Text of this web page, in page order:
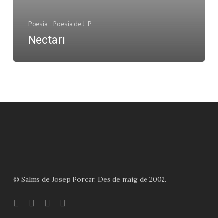
Poesia Poesia de J. P.
Nectari
© Salms de Josep Porcar. Des de maig de 2002.
blueskyinstagram
flickr mastodon